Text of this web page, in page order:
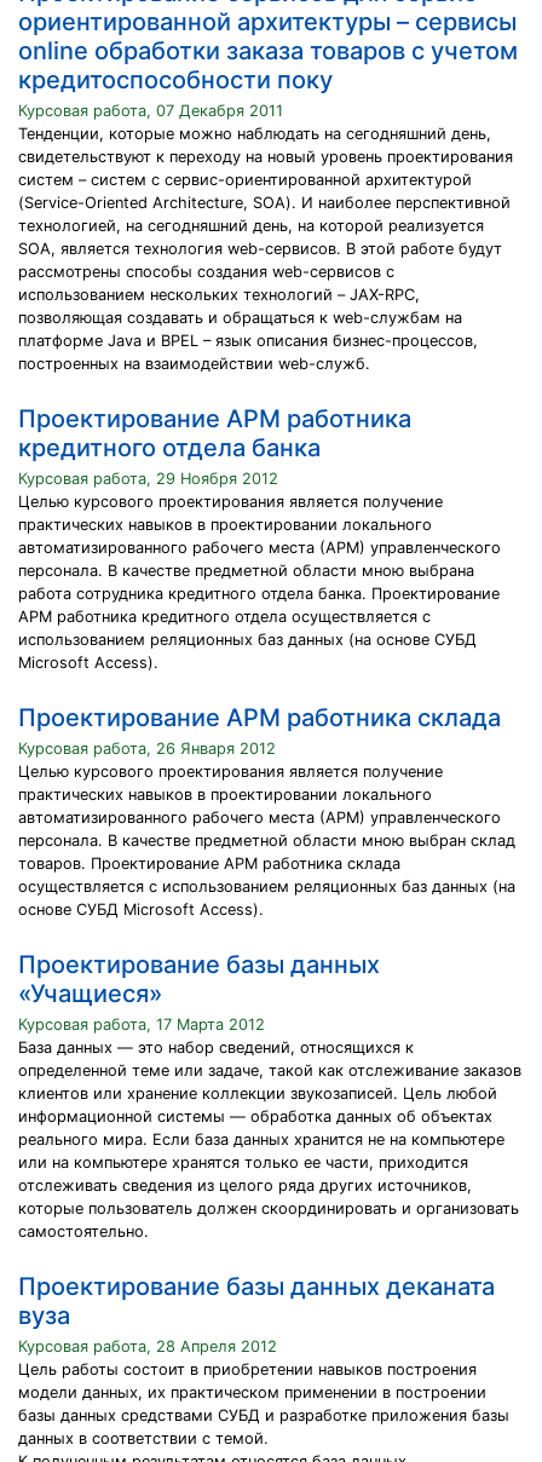
ориентированной архитектуры – сервисы
online обработки заказа товаров с учетом
кредитоспособности поку
Курсовая работа, 07 Декабря 2011
Тенденции, которые можно наблюдать на сегодняшний день,
свидетельствуют к переходу на новый уровень проектирования
систем – систем с сервис-ориентированной архитектурой
(Service-Oriented Architecture, SOA). И наиболее перспективной
технологией, на сегодняшний день, на которой реализуется
SOA, является технология web-сервисов. В этой работе будут
рассмотрены способы создания web-сервисов с
использованием нескольких технологий – JAX-RPC,
позволяющая создавать и обращаться к web-службам на
платформе Java и BPEL – язык описания бизнес-процессов,
построенных на взаимодействии web-служб.
Проектирование АРМ работника
кредитного отдела банка
Курсовая работа, 29 Ноября 2012
Целью курсового проектирования является получение
практических навыков в проектировании локального
автоматизированного рабочего места (АРМ) управленческого
персонала. В качестве предметной области мною выбрана
работа сотрудника кредитного отдела банка. Проектирование
АРМ работника кредитного отдела осуществляется с
использованием реляционных баз данных (на основе СУБД
Microsoft Access).
Проектирование АРМ работника склада
Курсовая работа, 26 Января 2012
Целью курсового проектирования является получение
практических навыков в проектировании локального
автоматизированного рабочего места (АРМ) управленческого
персонала. В качестве предметной области мною выбран склад
товаров. Проектирование АРМ работника склада
осуществляется с использованием реляционных баз данных (на
основе СУБД Microsoft Access).
Проектирование базы данных
«Учащиеся»
Курсовая работа, 17 Марта 2012
База данных — это набор сведений, относящихся к
определенной теме или задаче, такой как отслеживание заказов
клиентов или хранение коллекции звукозаписей. Цель любой
информационной системы — обработка данных об объектах
реального мира. Если база данных хранится не на компьютере
или на компьютере хранятся только ее части, приходится
отслеживать сведения из целого ряда других источников,
которые пользователь должен скоординировать и организовать
самостоятельно.
Проектирование базы данных деканата
вуза
Курсовая работа, 28 Апреля 2012
Цель работы состоит в приобретении навыков построения
модели данных, их практическом применении в построении
базы данных средствами СУБД и разработке приложения базы
данных в соответствии с темой.